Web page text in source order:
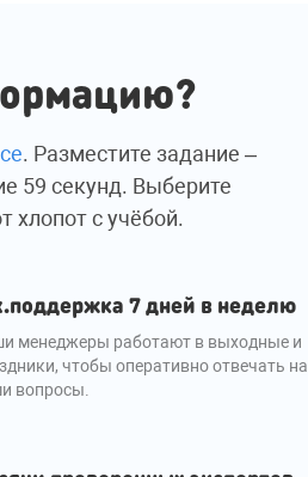
. Разместите задание –
59 секунд. Выберите
хлопот с учёбой.
7 дней в неделю
менеджеры работают в выходные и
чтобы оперативно отвечать на
вопросы.